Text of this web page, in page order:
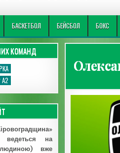
БАСКЕТБОЛ БЕЙСБОЛ БОКС
КОМАНД
на
людиною) вже